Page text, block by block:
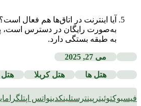
آیا اینترنت در اتاق‌ها هم فعال
به‌صورت رایگان در دسترس است،
به طبقه بستگی دارد.
می 27, 2025
هتل ها هتل کربلا هتل
فیسبوکتوئیتر پینترستلینکدینواتس اپتلگرام